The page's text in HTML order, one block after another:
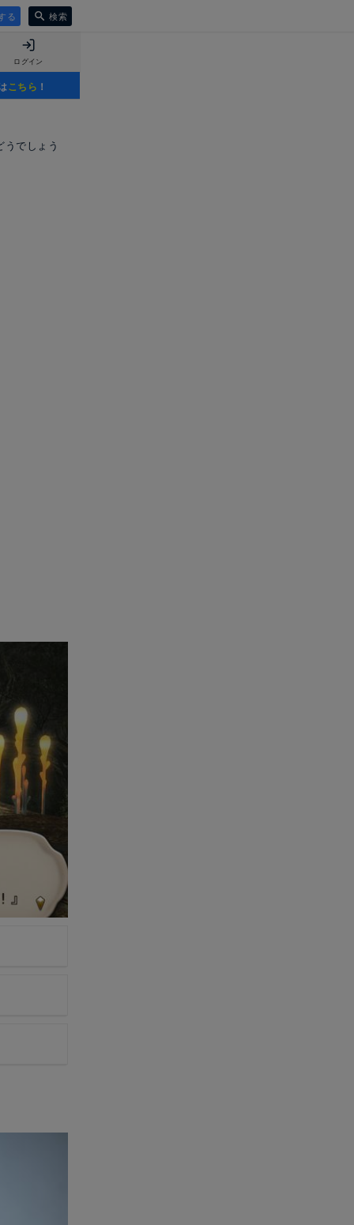
る 検索
ログイン
こちら ！
でしょう